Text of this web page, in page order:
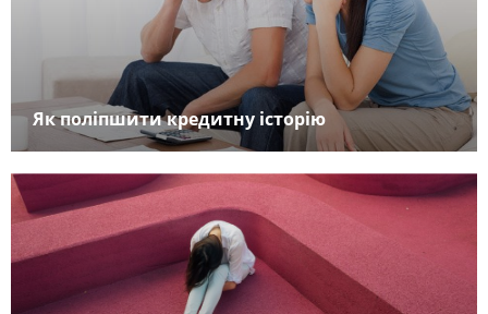
Як поліпшити кредитну історію